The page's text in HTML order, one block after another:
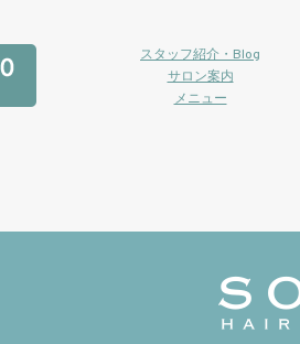
スタッフ紹介・Blog
サロン案内
メニュー